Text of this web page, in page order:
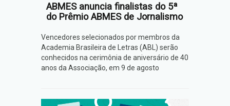
ABMES anuncia finalistas do 5ª
do Prêmio ABMES de Jornalismo
Vencedores selecionados por membros da
Academia Brasileira de Letras (ABL) serão
conhecidos na cerimônia de aniversário de 40
anos da Associação, em 9 de agosto